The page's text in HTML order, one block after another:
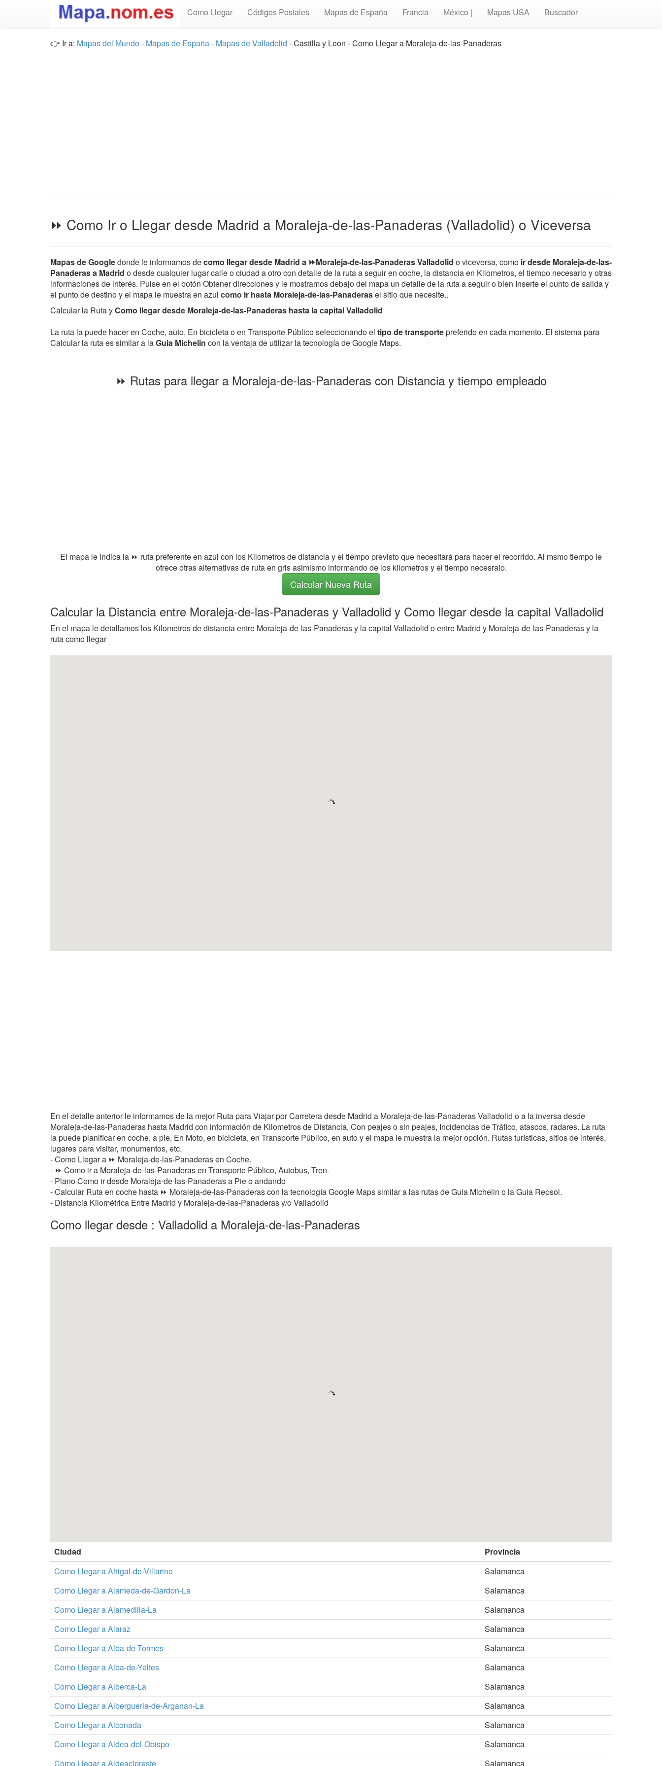
Como Llegar Códigos Postales Mapas de España Francia México | Mapas USA Buscador
👉 Ir a: Mapas del Mundo - Mapas de España- Mapas de Valladolid - Castilla y Leon - Como Llegar a Moraleja-de-las-Panaderas
⏩ Como Ir o Llegar desde Madrid a Moraleja-de-las-Panaderas (Valladolid) o Viceversa
Mapas de Googledonde le informamos decomo llegar desde Madrid a ⏩Moraleja-de-las-Panaderas Valladolid o viceversa, como ir desde Moraleja-de-las-
Panaderas a Madrid o desde cualquier lugar calle o ciudad a otro con detalle de la ruta a seguir en coche, la distancia en Kilometros, el tiempo necesario y otras
informaciones de interés. Pulse en el botón Obtener direcciones y le mostramos debajo del mapa un detalle de la ruta a seguir o bien Inserte el punto de salida y
el punto de destino y el mapa le muestra en azul como ir hasta Moraleja-de-las-Panaderasel sitio que necesite..
Calcular la Ruta yComo llegar desde Moraleja-de-las-Panaderas hasta la capital Valladolid
La ruta la puede hacer en Coche, auto, En bicicleta o en Transporte Público seleccionando el tipo de transportepreferido en cada momento. El sistema para
Calcular la ruta es similar a laGuia Michelin con la ventaja de utilizar la tecnología de Google Maps.
⏩ Rutas para llegar a Moraleja-de-las-Panaderas con Distancia y tiempo empleado
El mapa le indica la ⏩ ruta preferente en azul con los Kilometros de distancia y el tiempo previsto que necesitará para hacer el recorrido. Al msmo tiempo le
ofrece otras alternativas de ruta en gris asimismo informando de los kilometros y el tiempo necesraio.
Calcular Nueva Ruta
Calcular la Distancia entre Moraleja-de-las-Panaderas y Valladolid y Como llegar desde la capital Valladolid
En el mapa le detallamos los Kilometros de distancia entre Moraleja-de-las-Panaderas y la capital Valladolid o entre Madrid y Moraleja-de-las-Panaderas y la
ruta como llegar
En el detalle anterior le informamos de la mejor Ruta para Viajar por Carretera desde Madrid a Moraleja-de-las-Panaderas Valladolid o a la inversa desde
Moraleja-de-las-Panaderas hasta Madrid con información de Kilometros de Distancia, Con peajes o sin peajes, Incidencias de Tráfico, atascos, radares. La ruta
la puede planificar en coche, a pie, En Moto, en bicicleta, en Transporte Público, en auto y el mapa le muestra la mejor opción. Rutas turísticas, sitios de interés,
lugares para visitar, monumentos, etc.
- Como Llegar a ⏩ Moraleja-de-las-Panaderas en Coche.
- ⏩ Como ir a Moraleja-de-las-Panaderas en Transporte Público, Autobus, Tren-
- Plano Como ir desde Moraleja-de-las-Panaderas a Pie o andando
- Calcular Ruta en coche hasta ⏩ Moraleja-de-las-Panaderas con la tecnología Google Maps similar a las rutas de Guia Michelin o la Guia Repsol.
- Distancia Kilométrica Entre Madrid y Moraleja-de-las-Panaderas y/o Valladolid
Como llegar desde : Valladolid a Moraleja-de-las-Panaderas
Ciudad
Provincia
Como Llegar a Ahigal-de-Villarino
Salamanca
Como Llegar a Alameda-de-Gardon-La
Salamanca
Como Llegar a Alamedilla-La
Salamanca
Como Llegar a Alaraz
Salamanca
Como Llegar a Alba-de-Tormes
Salamanca
Como Llegar a Alba-de-Yeltes
Salamanca
Como Llegar a Alberca-La
Salamanca
Como Llegar a Albergueria-de-Arganan-La
Salamanca
Como Llegar a Alconada
Salamanca
Como Llegar a Aldea-del-Obispo
Salamanca
Como Llegar a Aldeacipreste
Salamanca